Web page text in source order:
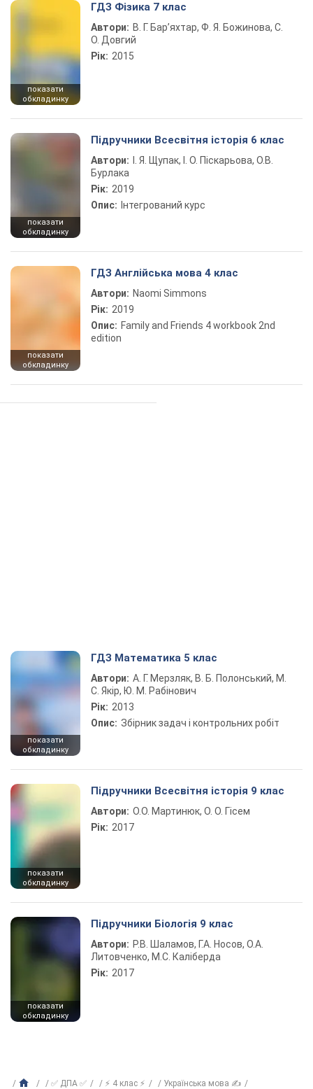
показати
обкладинку
ГДЗ Фізика 7 клас
Автори: В. Г. Бар’яхтар, Ф. Я. Божинова, С.
О. Довгий
Рік: 2015
показати
обкладинку
Підручники Всесвітня історія 6 клас
Автори:
І. Я. Щупак, І. О. Піскарьова, О.В.
Бурлака
Рік: 2019
Опис: Інтегрований курс
показати
обкладинку
ГДЗ Англійська мова 4 клас
Автори: Naomi Simmons
Рік: 2019
Опис: Family and Friends 4 workbook 2nd
edition
показати
обкладинку
ГДЗ Математика 5 клас
Автори: А. Г. Мерзляк, В. Б. Полонський, М.
С. Якір, Ю. М. Рабінович
Рік: 2013
Опис: Збірник задач і контрольних робіт
показати
обкладинку
Підручники Всесвітня історія 9 клас
Автори: О.О. Мартинюк, О. О. Гісем
Рік: 2017
показати
обкладинку
Підручники Біологія 9 клас
Автори: Р.В. Шаламов, Г.А. Носов, О.А.
Литовченко, М.С. Каліберда
Рік: 2017
✅ ДПА ✅ ⚡ 4 клас ⚡
Українська мова ✍